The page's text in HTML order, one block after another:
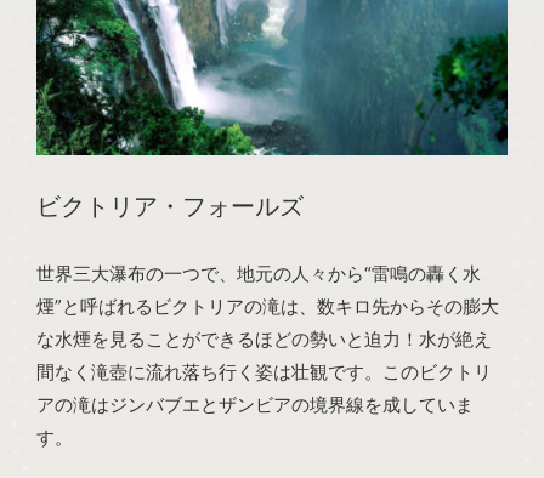
ビクトリア・フォールズ
世界三大瀑布の一つで、地元の人々から“雷鳴の轟く水
煙”と呼ばれるビクトリアの滝は、数キロ先からその膨大
な水煙を見ることができるほどの勢いと迫力！水が絶え
間なく滝壺に流れ落ち行く姿は壮観です。このビクトリ
アの滝はジンバブエとザンビアの境界線を成していま
す。